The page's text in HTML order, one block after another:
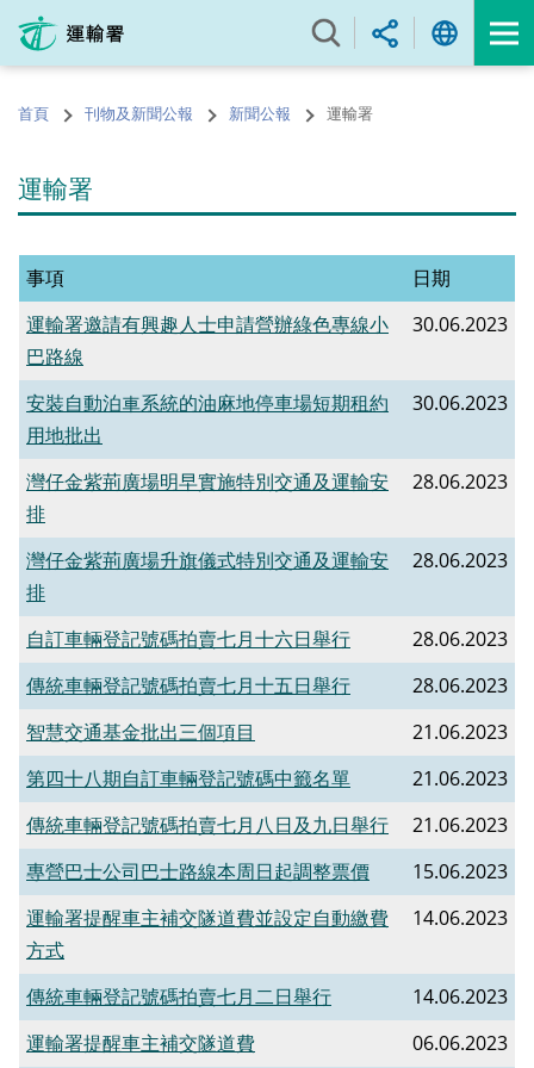
內
的首頁 刊物及新聞公報 新聞公報 運輸署
運輸署
事項
日期
運輸署邀請有興趣人士申請營辦綠色專線小
巴路線
30.06.2023
安裝自動泊車系統的油麻地停車場短期租約
用地批出
30.06.2023
​灣仔金紫荊廣場明早實施特別交通及運輸安
排
28.06.2023
灣仔金紫荊廣場升旗儀式特別交通及運輸安
排
28.06.2023
自訂車輛登記號碼拍賣七月十六日舉行
28.06.2023
傳統車輛登記號碼拍賣七月十五日舉行
28.06.2023
智慧交通基金批出三個項目
21.06.2023
第四十八期自訂車輛登記號碼中籤名單
21.06.2023
傳統車輛登記號碼拍賣七月八日及九日舉行
21.06.2023
專營巴士公司巴士路線本周日起調整票價
15.06.2023
​運輸署提醒車主補交隧道費並設定自動繳費
方式
14.06.2023
傳統車輛登記號碼拍賣七月二日舉行
14.06.2023
運輸署提醒車主補交隧道費
06.06.2023